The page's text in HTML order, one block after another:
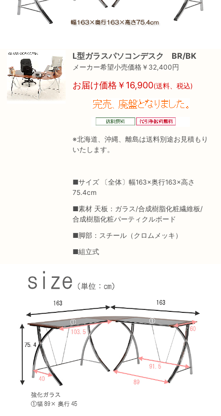
L型ガラスパソコンデスク BR/BK
メーカー希望小売価格￥32,400円
お届け価格￥16,900(送料、税込)
※北海道、沖縄、離島は送料別途お見積もり
いたします。
■サイズ 〔全体〕幅163×奥行163×高さ
75.4cm
■素材 天板：ガラス/合成樹脂化粧繊維板/
合成樹脂化粧パーティクルボード
■脚部：スチール（クロムメッキ）
■組立式